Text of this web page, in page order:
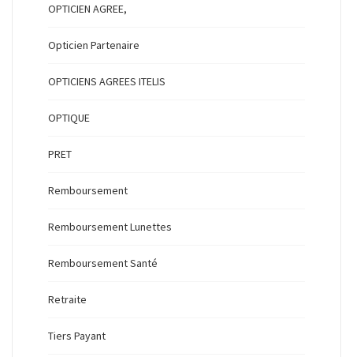
OPTICIEN AGREE,
Opticien Partenaire
OPTICIENS AGREES ITELIS
OPTIQUE
PRET
Remboursement
Remboursement Lunettes
Remboursement Santé
Retraite
Tiers Payant